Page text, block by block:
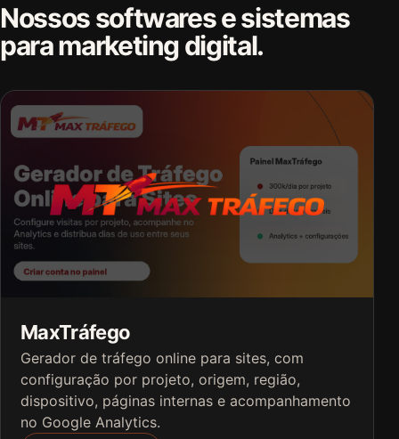
Nossos softwares e sistemas
para marketing digital.
MaxTráfego
Gerador de tráfego online para sites, com
configuração por projeto, origem, região,
dispositivo, páginas internas e acompanhamento
no Google Analytics.